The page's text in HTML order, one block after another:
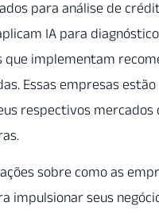
para análise de
IA para
implementam
Essas empresas estão
respectivos mercados
sobre como as
impulsionar seus